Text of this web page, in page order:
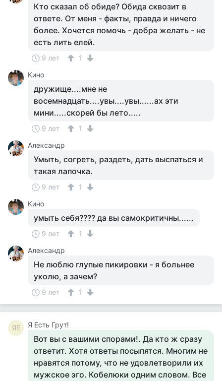
Кто сказал об обиде? Обида сквозит в
ответе. От меня - факты, правда и ничего
более. Хочется помочь - добра желать - не
есть лить елей.
9 лет
1
Кино
дружище....мне не
восемнадцать....увы....увы......ах эти
мини.....скорей бы лето.....
9 лет
1
Александр
Умыть, согреть, раздеть, дать выспаться и
такая лапочка.
9 лет
1
Кино
умыть себя???? да вы самокритичны......
9 лет
1
Александр
Не люблю глупые пикировки - я больнее
уколю, а зачем?
9 лет 1
ЯЕ Я Есть Грут!
Вот вы с вашими спорами!. Да кто ж сразу
ответит. Хотя ответы посыпятся. Многим не
нравятся потому, что не удовлетворили их
мужское эго. Кобелюки одним словом. Все